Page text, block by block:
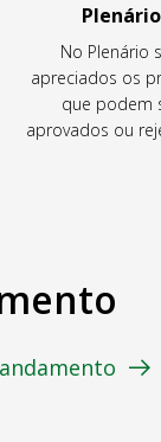
Plenário
No Plenário
apreciados os
que podem
aprovados ou